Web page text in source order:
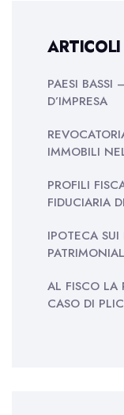
PAESI BASSI
D’IMPRESA
IMMOBILI
PROFILI
FIDUCIARIA
IPOTECA
AL FISCO LA
CASO DI